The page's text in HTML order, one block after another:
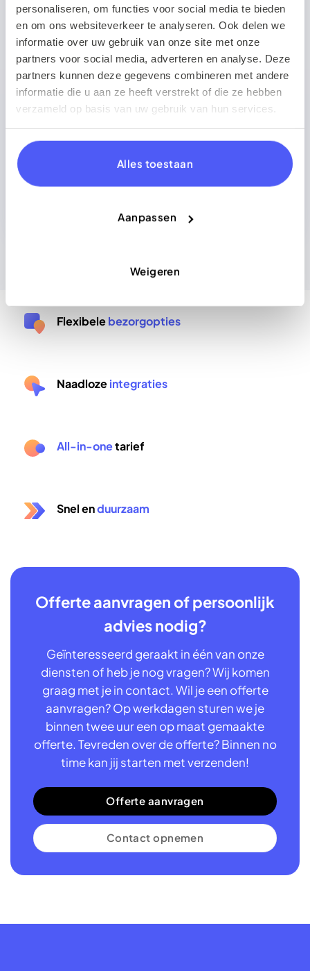
personaliseren, om functies voor social media te bieden
en om ons websiteverkeer te analyseren. Ook delen we
informatie over uw gebruik van onze site met onze
partners voor social media, adverteren en analyse. Deze
partners kunnen deze gegevens combineren met andere
informatie die u aan ze heeft verstrekt of die ze hebben
verzameld op basis van uw gebruik van hun services.
Alles toestaan
Aanpassen
Weigeren
Geschatte besparing € 1.386,83
Je bespaart naar schatting € 1.386,83 per maand
door fulfilment uit te besteden.
Opslagruimte voor je voorraad
✓Tijd voor picken, packen & wegbrengen € 562,50
Flexibelebezorgopties
Naadlozeintegraties
All-in-onetarief
Snel enduurzaam
Offerte aanvragen of persoonlijk
advies nodig?
Geïnteresseerd geraakt in één van onze
diensten of heb je nog vragen? Wij komen
graag met je in contact. Wil je een offerte
aanvragen? Op werkdagen sturen we je
binnen twee uur een op maat gemaakte
offerte. Tevreden over de offerte? Binnen no
time kan jij starten met verzenden!
Offerte aanvragen
Contact opnemen